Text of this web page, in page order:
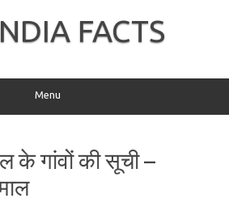
FACTS
Menu
के गांवों की सूची –